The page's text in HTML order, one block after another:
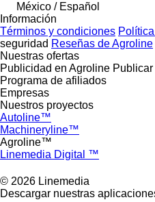
México / Español
Información
Términos y condiciones
seguridad Reseñas de Agroline
Nuestras ofertas
Publicidad en Agroline
Programa de afiliados
Empresas
Nuestros proyectos
Autoline™
Machineryline™
Agroline™
Linemedia Digital ™
© 2026 Linemedia
Descargar nuestras